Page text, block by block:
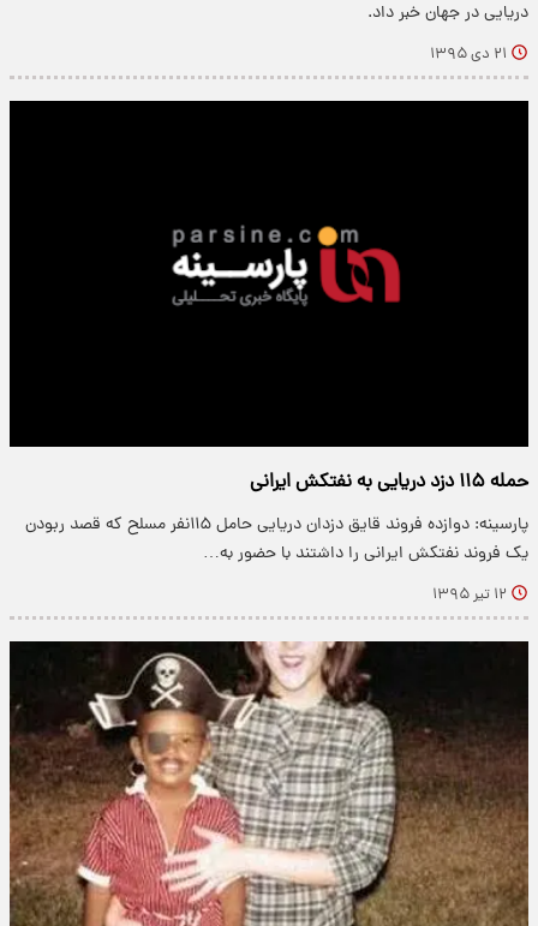
دریایی در جهان خبر داد.
۲۱ دی ۱۳۹۵
حمله ۱۱۵ دزد دریایی به نفتکش ایرانی
پارسینه: دوازده فروند قایق دزدان دریایی حامل ۱۱۵نفر مسلح که قصد ربودن
یک فروند نفتکش ایرانی را داشتند با حضور به…
۱۲ تیر ۱۳۹۵